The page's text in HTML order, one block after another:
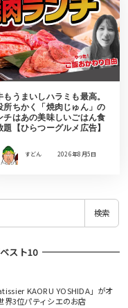
もうまいしハラミも最高。
所ちかく「焼肉じゅん」の
チはあの美味しいごはん食
題【ひらつーグルメ広告】
すどん 2026年8月5日
検索
スト10
KAORU YOSHIDA」がオ
界3位パティシエのお店